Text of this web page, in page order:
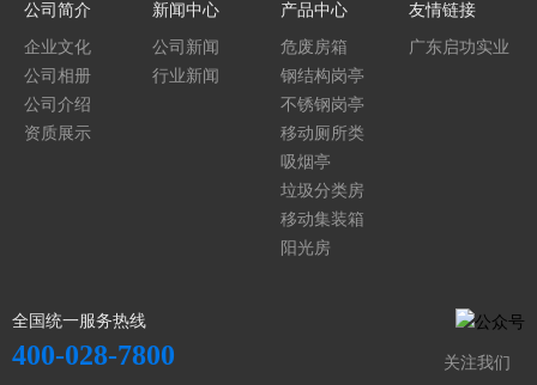
公司简介
企业文化
公司相册
公司介绍
资质展示
新闻中心
公司新闻
行业新闻
产品中心
危废房箱
钢结构岗亭
不锈钢岗亭
移动厕所类
吸烟亭
垃圾分类房
移动集装箱
阳光房
友情链接
广东启功实业
全国统一服务热线
400-028-7800 关注我们